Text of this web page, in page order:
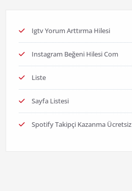
Igtv Yorum Arttırma Hilesi
Instagram Beğeni Hilesi Com
Liste
Sayfa Listesi
Spotify Takipçi Kazanma Ücretsiz